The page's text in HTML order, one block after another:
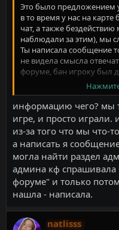
Это было предложением
в то время у нас на
чат, а также
наблюдали за этим), мы
Ты написала сообщение
не видела смысла
форуме, бан игроку был
Поэтому проверяй
информацию чего? мы
игре, и просто играли.
из-за того что мы что-
а написать я
могла найти раздел
админа кф спрашивала
форуме" и только
нашла - написала.
natlisss